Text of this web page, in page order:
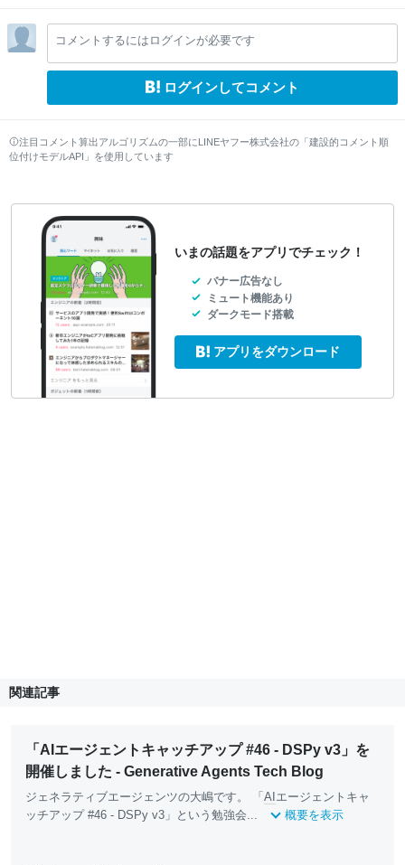
コメントするにはログインが必要です
ログインしてコメント
注目コメント算出アルゴリズムの一部にLINEヤフー株式会社の「建設的コメント順
位付けモデルAPI」を使用しています
いまの話題をアプリでチェック！
バナー広告なし
ミュート機能あり
ダークモード搭載
アプリをダウンロード
関連記事
「AIエージェントキャッチアップ #46 - DSPy v3」を
開催しました - Generative Agents Tech Blog
ジェネラティブエージェンツの大嶋です。 「 AI エージェントキャ
ッチアップ #46 - DSPy v3」という勉強会...
概要を表示